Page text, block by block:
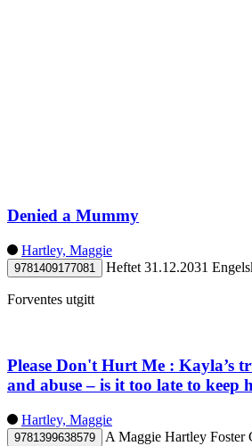
Denied a Mummy
Hartley, Maggie
9781409177081 Heftet 31.12.2031
Forventes utgitt
Please Don't Hurt Me : Kayla’s
and abuse – is it too late to keep
Hartley, Maggie
9781399638579 A Maggie Hartley Foster